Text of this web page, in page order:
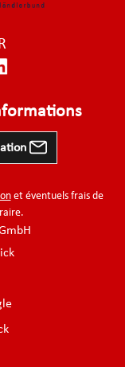
et éventuels frais de